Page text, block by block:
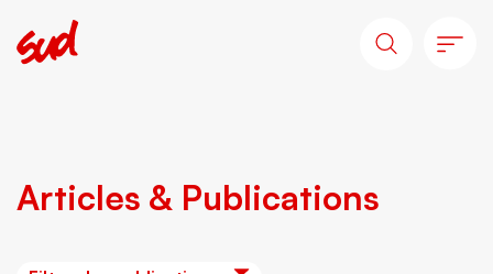
Articles & Publications